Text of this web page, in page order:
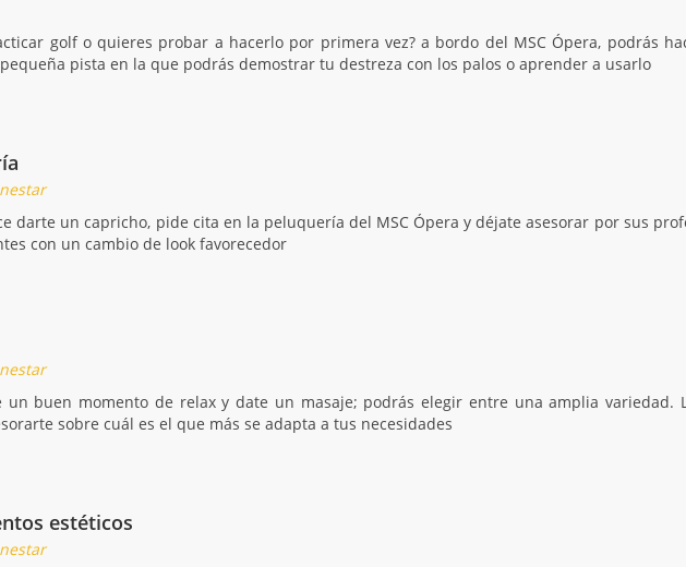
golf o quieres probar a hacerlo por primera vez? a bordo del MSC Ópera, podrás
pista en la que podrás demostrar tu destreza con los palos o aprender a usarlo
darte un capricho, pide cita en la peluquería del MSC Ópera y déjate asesorar por sus
con un cambio de look favorecedor
un buen momento de relax y date un masaje; podrás elegir entre una amplia variedad.
sobre cuál es el que más se adapta a tus necesidades
estéticos